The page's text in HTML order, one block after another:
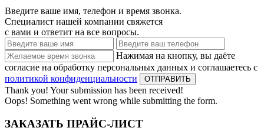
Введите ваше имя, телефон и время звонка.
Специалист нашей компании свяжется
с вами и ответит на все вопросы.
Нажимая на кнопку, вы даёте
согласие на обработку персональных данных и соглашаетесь с
политикой конфиденциальности
Thank you! Your submission has been received!
Oops! Something went wrong while submitting the form.
ЗАКАЗАТЬ ПРАЙС-ЛИСТ